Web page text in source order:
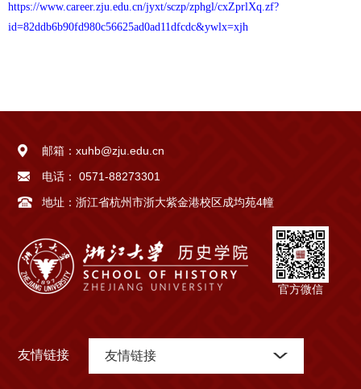
https://www.career.zju.edu.cn/jyxt/sczp/zphgl/cxZprlXq.zf?
id=82ddb6b90fd980c56625ad0ad11dfcdc&ywlx=xjh
邮箱：xuhb@zju.edu.cn
电话：
0571-88273301
地址：浙江省杭州市浙大紫金港校区成均苑4幢
官方微信
友情链接 友情链接